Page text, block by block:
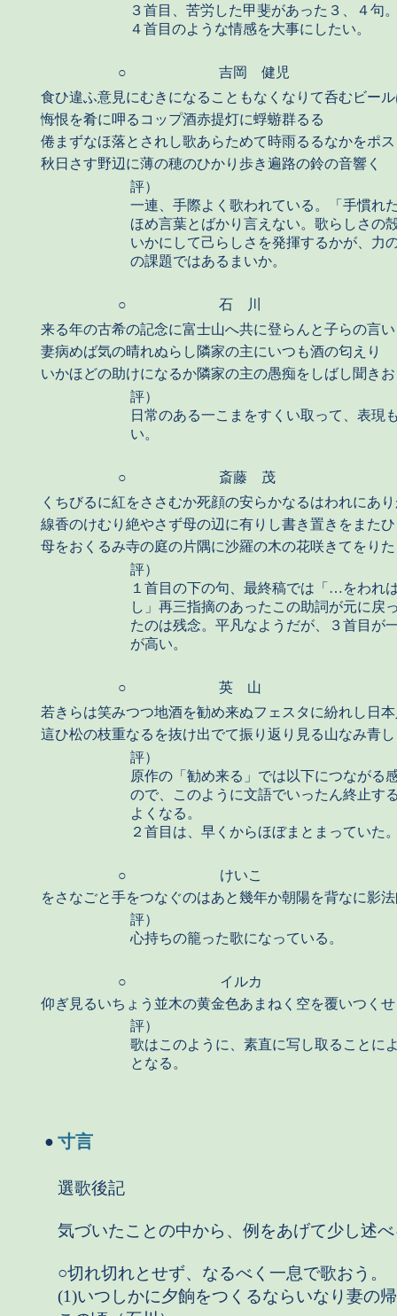
３首目、苦労した甲斐があった３、４句
４首目のような情感を大事にしたい。
○
吉岡 健児
食ひ違ふ意見にむきになることもなくなりて呑むビー
悔恨を肴に呷るコップ酒赤提灯に蜉蝣群るる
倦まずなほ落とされし歌あらためて時雨るるなかをポ
秋日さす野辺に薄の穂のひかり歩き遍路の鈴の音響く
評）
一連、手際よく歌われている。「手慣れ
ほめ言葉とばかり言えない。歌らしさの
いかにして己らしさを発揮するかが、力
の課題ではあるまいか。
○
石 川
来る年の古希の記念に富士山へ共に登らんと子らの言
妻病めば気の晴れぬらし隣家の主にいつも酒の匂えり
いかほどの助けになるか隣家の主の愚痴をしばし聞き
評）
日常のある一こまをすくい取って、表現
い。
○
斎藤 茂
くちびるに紅をささむか死顔の安らかなるはわれにあ
線香のけむり絶やさず母の辺に有りし書き置きをまた
母をおくるみ寺の庭の片隅に沙羅の木の花咲きてをり
評）
１首目の下の句、最終稿では「…をわれ
し」再三指摘のあったこの助詞が元に戻
たのは残念。平凡なようだが、３首目が
が高い。
○
英 山
若きらは笑みつつ地酒を勧め来ぬフェスタに紛れし日
這ひ松の枝重なるを抜け出でて振り返り見る山なみ青し
評）
原作の「勧め来る」では以下につながる
ので、このように文語でいったん終止す
よくなる。
２首目は、早くからほぼまとまっていた
○
けいこ
をさなごと手をつなぐのはあと幾年か朝陽を背なに影
評）
心持ちの籠った歌になっている。
○
イルカ
仰ぎ見るいちょう並木の黄金色あまねく空を覆いつく
評）
歌はこのように、素直に写し取ることに
となる。
● 寸言
選歌後記
気づいたことの中から、例をあげて少し述
○切れ切れとせず、なるべく一息で歌おう。
(1)いつしかに夕餉をつくるならいなり妻の